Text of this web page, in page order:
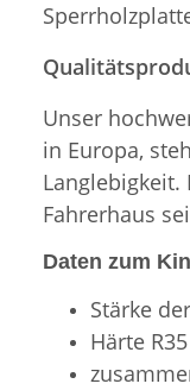
Unser
in Europa,
Fahrerhaus
Daten zum
Stärke
Härte R35